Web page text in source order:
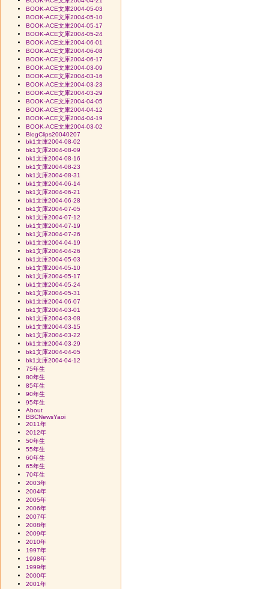
BOOK-ACE文庫2004-05-03
BOOK-ACE文庫2004-05-10
BOOK-ACE文庫2004-05-17
BOOK-ACE文庫2004-05-24
BOOK-ACE文庫2004-06-01
BOOK-ACE文庫2004-06-08
BOOK-ACE文庫2004-06-17
BOOK-ACE文庫2004-03-09
BOOK-ACE文庫2004-03-16
BOOK-ACE文庫2004-03-23
BOOK-ACE文庫2004-03-29
BOOK-ACE文庫2004-04-05
BOOK-ACE文庫2004-04-12
BOOK-ACE文庫2004-04-19
BOOK-ACE文庫2004-03-02
BlogClips20040207
bk1文庫2004-08-02
bk1文庫2004-08-09
bk1文庫2004-08-16
bk1文庫2004-08-23
bk1文庫2004-08-31
bk1文庫2004-06-14
bk1文庫2004-06-21
bk1文庫2004-06-28
bk1文庫2004-07-05
bk1文庫2004-07-12
bk1文庫2004-07-19
bk1文庫2004-07-26
bk1文庫2004-04-19
bk1文庫2004-04-26
bk1文庫2004-05-03
bk1文庫2004-05-10
bk1文庫2004-05-17
bk1文庫2004-05-24
bk1文庫2004-05-31
bk1文庫2004-06-07
bk1文庫2004-03-01
bk1文庫2004-03-08
bk1文庫2004-03-15
bk1文庫2004-03-22
bk1文庫2004-03-29
bk1文庫2004-04-05
bk1文庫2004-04-12
75年生
80年生
85年生
90年生
95年生
About
BBCNewsYaoi
2011年
2012年
50年生
55年生
60年生
65年生
70年生
2003年
2004年
2005年
2006年
2007年
2008年
2009年
2010年
1997年
1998年
1999年
2000年
2001年